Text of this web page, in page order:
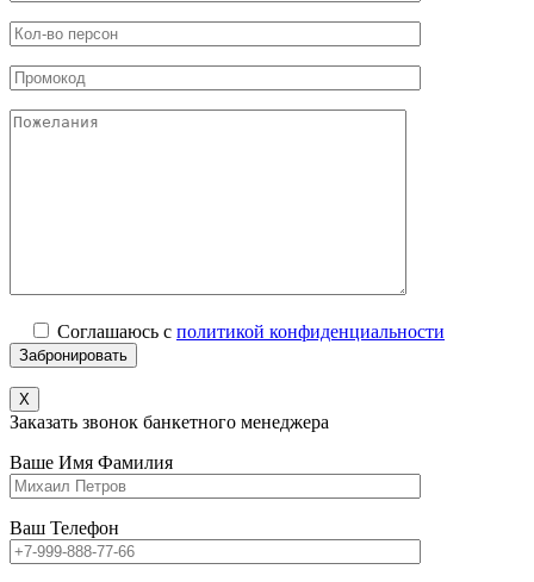
Соглашаюсь с политикой конфиденциальности
X
Заказать звонок банкетного менеджера
Ваше Имя Фамилия
Ваш Телефон